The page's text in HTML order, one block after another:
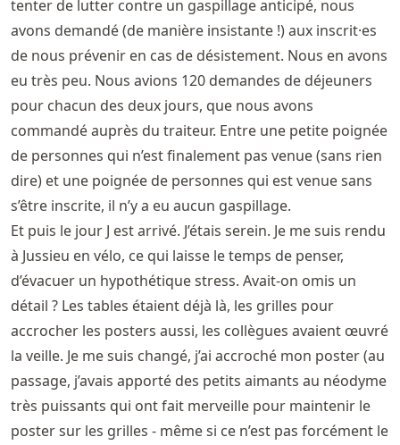
tenter de lutter contre un gaspillage anticipé, nous
avons demandé (de manière insistante !) aux inscrit·es
de nous prévenir en cas de désistement. Nous en avons
eu très peu. Nous avions 120 demandes de déjeuners
pour chacun des deux jours, que nous avons
commandé auprès du traiteur. Entre une petite poignée
de personnes qui n’est finalement pas venue (sans rien
dire) et une poignée de personnes qui est venue sans
s’être inscrite, il n’y a eu aucun gaspillage.
Et puis le jour J est arrivé. J’étais serein. Je me suis rendu
à Jussieu en vélo, ce qui laisse le temps de penser,
d’évacuer un hypothétique stress. Avait-on omis un
détail ? Les tables étaient déjà là, les grilles pour
accrocher les posters aussi, les collègues avaient œuvré
la veille. Je me suis changé, j’ai accroché mon poster (au
passage, j’avais apporté des petits aimants au néodyme
très puissants qui ont fait merveille pour maintenir le
poster sur les grilles - même si ce n’est pas forcément le